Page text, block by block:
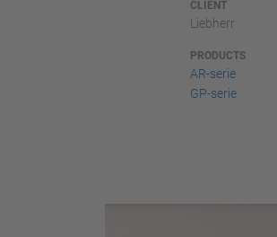
CLIENT
Liebherr
PRODUCTS
AR-serie
GP-serie